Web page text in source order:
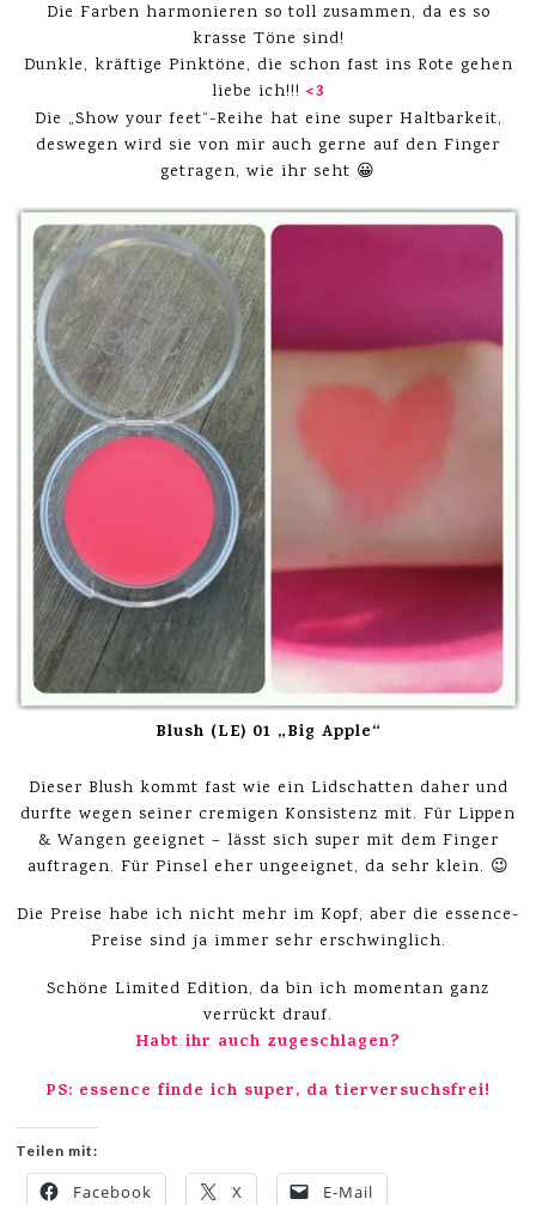
Die Farben harmonieren so toll zusammen, da es so
krasse Töne sind!
Dunkle, kräftige Pinktöne, die schon fast ins Rote gehen
liebe ich!!! <3
Die „Show your feet“-Reihe hat eine super Haltbarkeit,
deswegen wird sie von mir auch gerne auf den Finger
getragen, wie ihr seht 😀
Blush (LE) 01 „Big Apple“
Dieser Blush kommt fast wie ein Lidschatten daher und
durfte wegen seiner cremigen Konsistenz mit. Für Lippen
& Wangen geeignet – lässt sich super mit dem Finger
auftragen. Für Pinsel eher ungeeignet, da sehr klein. 😉
Die Preise habe ich nicht mehr im Kopf, aber die essence-
Preise sind ja immer sehr erschwinglich.
Schöne Limited Edition, da bin ich momentan ganz
verrückt drauf.
Habt ihr auch zugeschlagen?
PS: essence finde ich super, da tierversuchsfrei!
Teilen mit:
Facebook X E-Mail